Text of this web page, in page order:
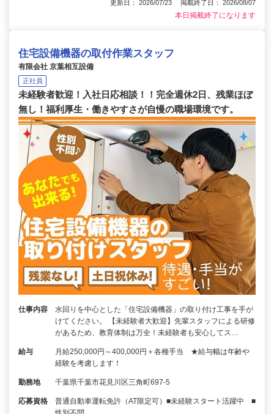
更新日： 2026/07/23 掲載終了日： 2026/08/07
本日掲載終了になります
住宅設備機器の取付作業スタッフ
有限会社 京葉相互設備
正社員
未経験者歓迎！入社日応相談！！完全週休2日、残業ほぼ
無し！福利厚生・働きやすさが自慢の職場環境です。
仕事内容
水回りを中心とした「住宅設備機器」の取り付け工事を手が
けてください。 【未経験者大歓迎】先輩スタッフによる研修
があるため、教育体制は万全！未経験者も安心してス…
給与
月給250,000円～400,000円＋各種手当 ★給与幅は年齢や
経験を考慮します！
勤務地 千葉県千葉市花見川区三角町697-5
応募資格
普通自動車運転免許（AT限定可）■未経験スタート活躍中 ■